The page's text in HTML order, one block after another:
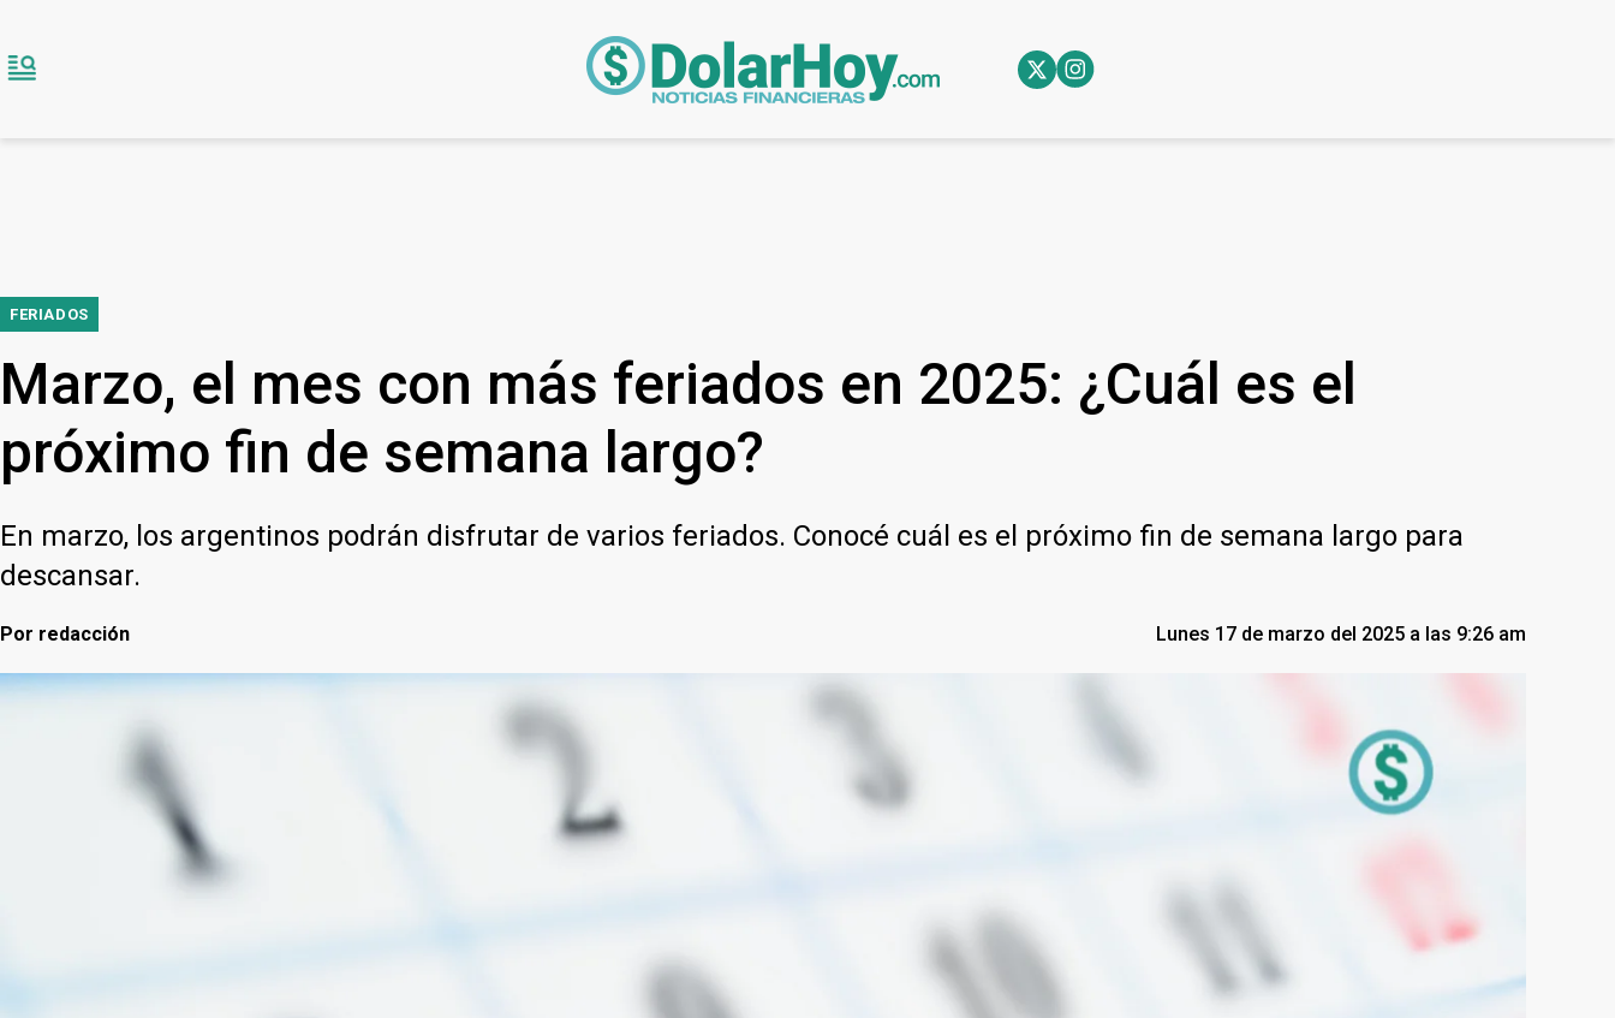
FERIADOS
Marzo, el mes con más feriados en 2025: ¿Cuál es el
próximo fin de semana largo?
En marzo, los argentinos podrán disfrutar de varios feriados. Conocé cuál es el próximo fin de semana largo para
descansar.
Por redacción Lunes 17 de marzo del 2025 a las 9:26 am